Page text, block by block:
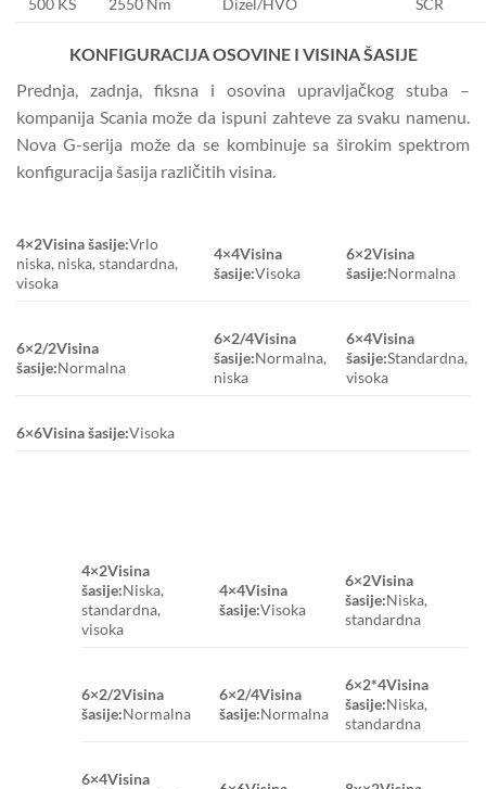
500 KS
2550 Nm Dizel/HVO SCR
KONFIGURACIJA OSOVINE I VISINA ŠASIJE
Prednja, zadnja, fiksna i osovina upravljačkog stuba –
kompanija Scania može da ispuni zahteve za svaku namenu.
Nova G-serija može da se kombinuje sa širokim spektrom
konfiguracija šasija različitih visina.
4×2Visina šasije:Vrlo
niska, niska, standardna,
visoka
4×4Visina
šasije:Visoka
6×2Visina
šasije:Normalna
6×2/2Visina
šasije:Normalna
6×2/4Visina
šasije:Normalna,
niska
6×4Visina
šasije:Standardna,
visoka
6×6Visina šasije:Visoka
4×2Visina
šasije:Niska,
standardna,
visoka
4×4Visina
šasije:Visoka
6×2Visina
šasije:Niska,
standardna
6×2/2Visina
šasije:Normalna
6×2/4Visina
šasije:Normalna
6×2*4Visina
šasije:Niska,
standardna
6×4Visina